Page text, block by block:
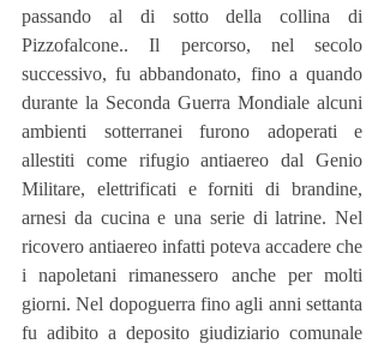
passando al di sotto della collina di
Pizzofalcone.. Il percorso, nel secolo
successivo, fu abbandonato, fino a quando
durante la Seconda Guerra Mondiale alcuni
ambienti sotterranei furono adoperati e
allestiti come rifugio antiaereo dal Genio
Militare, elettrificati e forniti di brandine,
arnesi da cucina e una serie di latrine. Nel
ricovero antiaereo infatti poteva accadere che
i napoletani rimanessero anche per molti
giorni. Nel dopoguerra fino agli anni settanta
fu adibito a deposito giudiziario comunale